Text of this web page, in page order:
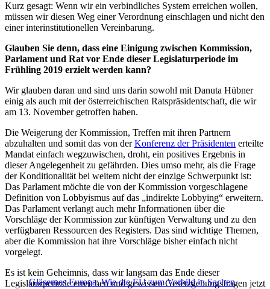
Kurz gesagt: Wenn wir ein verbindliches System erreichen wollen,
müssen wir diesen Weg einer Verordnung einschlagen und nicht den
einer interinstitutionellen Vereinbarung.
Glauben Sie denn, dass eine Einigung zwischen Kommission,
Parlament und Rat vor Ende dieser Legislaturperiode im
Frühling 2019 erzielt werden kann?
Wir glauben daran und sind uns darin sowohl mit Danuta Hübner
einig als auch mit der österreichischen Ratspräsidentschaft, die wir
am 13. November getroffen haben.
Die Weigerung der Kommission, Treffen mit ihren Partnern
abzuhalten und somit das von derKonferenz der Präsidenten erteilte
Mandat einfach wegzuwischen, droht, ein positives Ergebnis in
dieser Angelegenheit zu gefährden. Dies umso mehr, als die Frage
der Konditionalität bei weitem nicht der einzige Schwerpunkt ist:
Das Parlament möchte die von der Kommission vorgeschlagene
Definition von Lobbyismus auf das „indirekte Lobbying“ erweitern.
Das Parlament verlangt auch mehr Informationen über die
Vorschläge der Kommission zur künftigen Verwaltung und zu den
verfügbaren Ressourcen des Registers. Das sind wichtige Themen,
aber die Kommission hat ihre Vorschläge bisher einfach nicht
vorgelegt.
Gläsernes Europa: Wie die EU zum Vorbild in Sachen
Es ist kein Geheimnis, dass wir langsam das Ende dieser
Legislaturperiode erreichen und gewissen Gesetzgebungsfragen jetzt